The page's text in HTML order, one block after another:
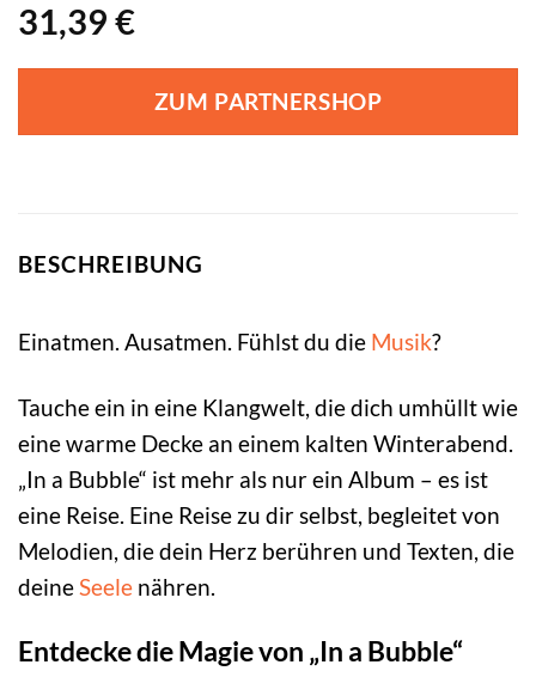
31,39 €
ZUM PARTNERSHOP
BESCHREIBUNG
Einatmen. Ausatmen. Fühlst du die Musik?
Tauche ein in eine Klangwelt, die dich umhüllt wie
eine warme Decke an einem kalten Winterabend.
„In a Bubble“ ist mehr als nur ein Album – es ist
eine Reise. Eine Reise zu dir selbst, begleitet von
Melodien, die dein Herz berühren und Texten, die
deine Seele nähren.
Entdecke die Magie von „In a Bubble“